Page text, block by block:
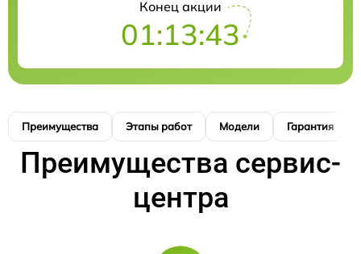
Конец акции
01:13:42
Преимущества Этапы работ Модели Гарантия
Преимущества сервис-
центра